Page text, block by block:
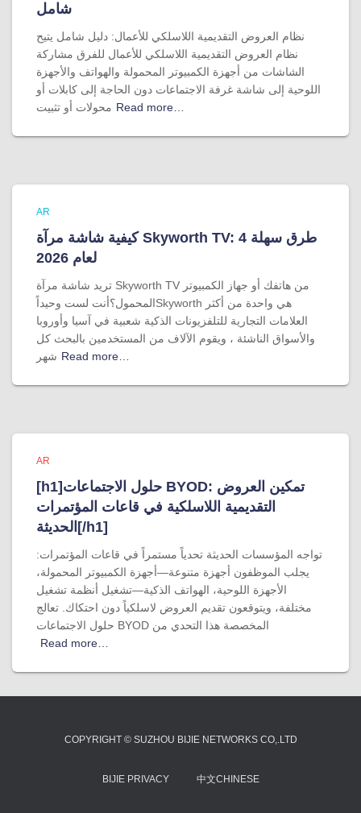
شامل
نظام العروض التقديمية اللاسلكي للأعمال: دليل شامل يتيح
نظام العروض التقديمية اللاسلكي للأعمال للفرق مشاركة
الشاشات من أجهزة الكمبيوتر المحمولة والهواتف والأجهزة
اللوحية إلى شاشة غرفة الاجتماعات دون الحاجة إلى كابلات أو
محولات أو تثبيت Read more…
AR
كيفية شاشة مرآة Skyworth TV: 4 طرق سهلة
لعام 2026
تريد شاشة مرآة Skyworth TV من هاتفك أو جهاز الكمبيوتر
المحمول؟أنت لست وحيداًSkyworth هي واحدة من أكثر
العلامات التجارية للتلفزيونات الذكية شعبية في آسيا وأوروبا
والأسواق الناشئة ، ويقوم الآلاف من المستخدمين بالبحث كل
شهر Read more…
AR
[h1]حلول الاجتماعات BYOD: تمكين العروض
التقديمية اللاسلكية في قاعات المؤتمرات
الحديثة[/h1]
تواجه المؤسسات الحديثة تحدياً مستمراً في قاعات المؤتمرات:
يجلب الموظفون أجهزة متنوعة—أجهزة الكمبيوتر المحمولة،
الأجهزة اللوحية، الهواتف الذكية—تشغيل أنظمة تشغيل
مختلفة، ويتوقعون تقديم العروض لاسلكياً دون احتكاك. تعالج
حلول الاجتماعات BYOD المخصصة هذا التحدي من
Read more…
COPYRIGHT © SUZHOU BIJIE NETWORKS CO,.LTD
BIJIE PRIVACY 中文CHINESE